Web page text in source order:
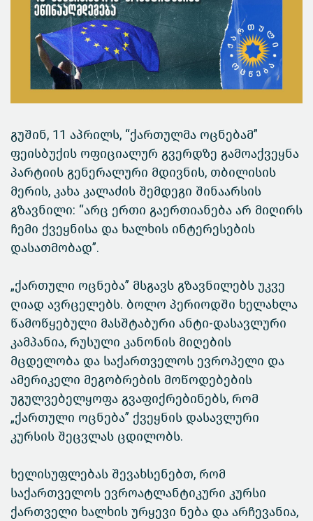
გუშინ, 11 აპრილს, “ქართულმა ოცნებამ”
ფეისბუქის ოფიციალურ გვერდზე გამოაქვეყნა
პარტიის გენერალური მდივნის, თბილისის
მერის, კახა კალაძის შემდეგი შინაარსის
გზავნილი: “არც ერთი გაერთიანება არ მიღირს
ჩემი ქვეყნისა და ხალხის ინტერესების
დასათმობად”.
„ქართული ოცნება” მსგავს გზავნილებს უკვე
ღიად ავრცელებს. ბოლო პერიოდში ხელახლა
წამოწყებული მასშტაბური ანტი-დასავლური
კამპანია, რუსული კანონის მიღების
მცდელობა და საქართველოს ევროპელი და
ამერიკელი მეგობრების მოწოდებების
უგულვებელყოფა გვაფიქრებინებს, რომ
„ქართული ოცნება” ქვეყნის დასავლური
კურსის შეცვლას ცდილობს.
ხელისუფლებას შევახსენებთ, რომ
საქართველოს ევროატლანტიკური კურსი
ქართველი ხალხის ურყევი ნება და არჩევანია,